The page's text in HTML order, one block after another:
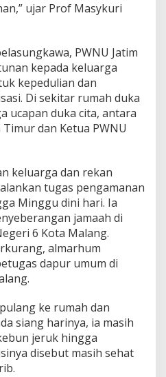
N
ujar Prof Masykuri
PWNU Jatim
kepada keluarga
kepedulian dan
Di sekitar rumah duka
ucapan duka cita, antara
dan Ketua PWNU
keluarga dan rekan
tugas pengamanan
Minggu dini hari. Ia
jamaah di
6 Kota Malang.
almarhum
dapur umum di
ke rumah dan
siang harinya, ia masih
jeruk hingga
disebut masih sehat